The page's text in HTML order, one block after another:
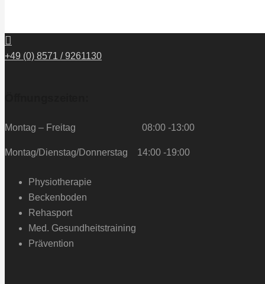
+49 (0) 8571 / 9261130
Montag – Freitag 08:00 -13:00
Montag/Dienstag/Donnerstag 14:00 -19:00
Physiotherapie
Beckenboden
Rehasport
Med. Gesundheitstraining
Prävention